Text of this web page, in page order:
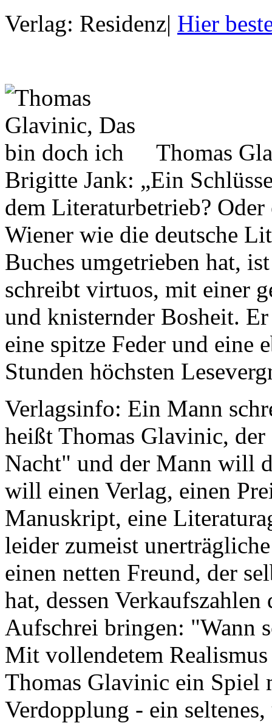
Verlag: Residenz| Hier
Thomas
Brigitte Jank: „Ein
dem Literaturbetrieb?
Wiener wie die deutsche
Buches umgetrieben hat,
schreibt virtuos, mit einer
und knisternder Bosheit.
eine spitze Feder und eine
Stunden höchsten
Verlagsinfo: Ein Mann
heißt Thomas Glavinic,
Nacht" und der Mann will
will einen Verlag, einen
Manuskript, eine
leider zumeist
einen netten Freund, der
hat, dessen
Aufschrei bringen: "Wann
Mit vollendetem
Thomas Glavinic ein
Verdopplung - ein